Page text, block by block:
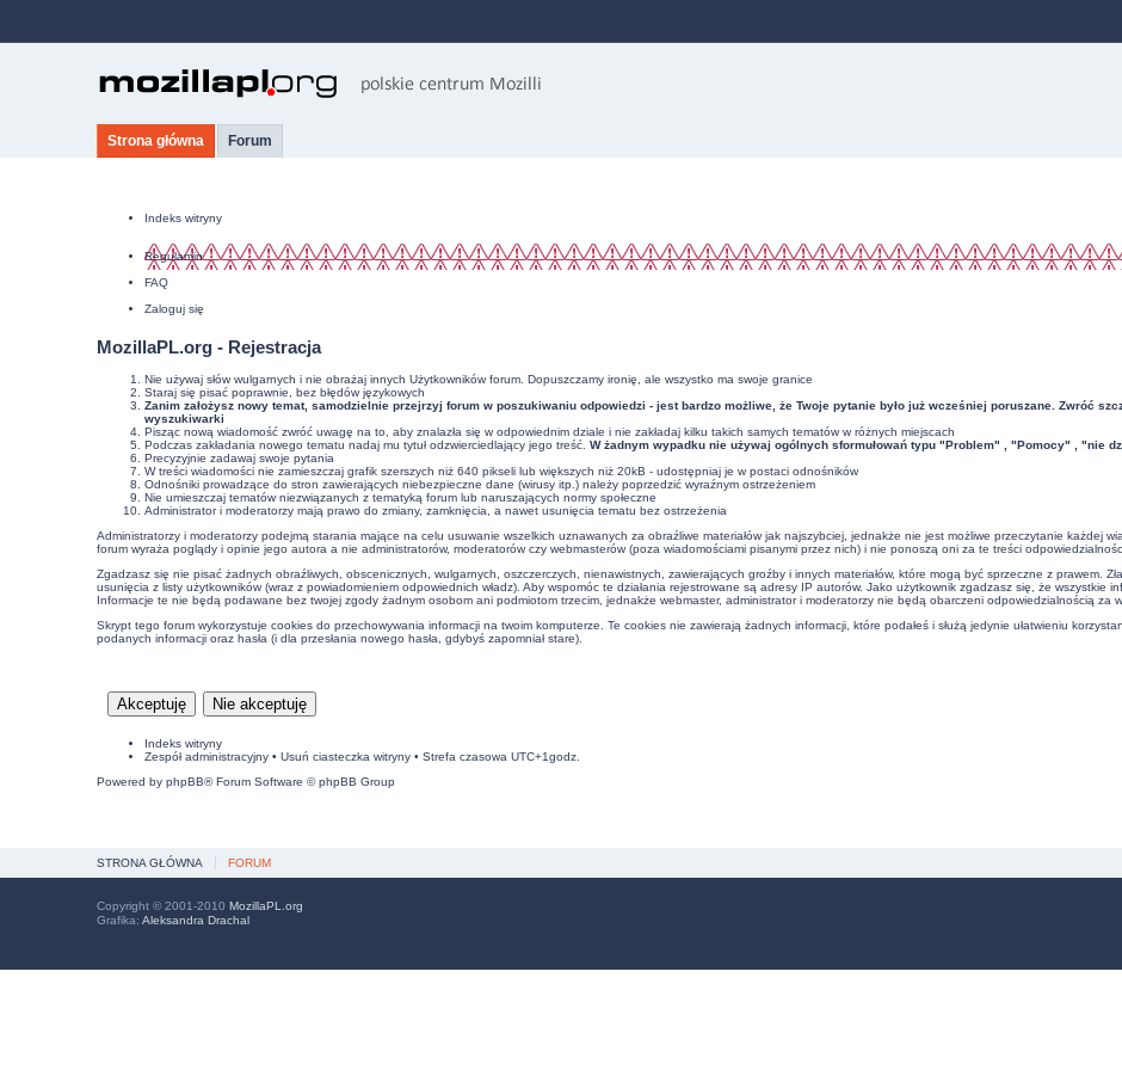
Strona główna Forum
Indeks witryny
Regulamin
FAQ
Zaloguj się
MozillaPL.org - Rejestracja
Nie używaj słów wulgarnych i nie obrażaj innych Użytkowników forum. Dopuszczamy ironię, ale wszystko ma swoje granice
Staraj się pisać poprawnie, bez błędów językowych
Zanim założysz nowy temat, samodzielnie przejrzyj forum w poszukiwaniu odpowiedzi - jest bardzo możliwe, że Twoje pytanie było już wcześniej poruszane. Zwróć
wyszukiwarki
Pisząc nową wiadomość zwróć uwagę na to, aby znalazła się w odpowiednim dziale i nie zakładaj kilku takich samych tematów w różnych miejscach
Podczas zakładania nowego tematu nadaj mu tytuł odzwierciedlający jego treść. W żadnym wypadku nie używaj ogólnych sformułowań typu "Problem" , "Pomocy" , "nie
Precyzyjnie zadawaj swoje pytania
W treści wiadomości nie zamieszczaj grafik szerszych niż 640 pikseli lub większych niż 20kB - udostępniaj je w postaci odnośników
Odnośniki prowadzące do stron zawierających niebezpieczne dane (wirusy itp.) należy poprzedzić wyraźnym ostrzeżeniem
Nie umieszczaj tematów niezwiązanych z tematyką forum lub naruszających normy społeczne
Administrator i moderatorzy mają prawo do zmiany, zamknięcia, a nawet usunięcia tematu bez ostrzeżenia
Administratorzy i moderatorzy podejmą starania mające na celu usuwanie wszelkich uznawanych za obraźliwe materiałów jak najszybciej, jednakże nie jest możliwe przeczytanie każdej
forum wyraża poglądy i opinie jego autora a nie administratorów, moderatorów czy webmasterów (poza wiadomościami pisanymi przez nich) i nie ponoszą oni za te treści
Zgadzasz się nie pisać żadnych obraźliwych, obscenicznych, wulgarnych, oszczerczych, nienawistnych, zawierających groźby i innych materiałów, które mogą być sprzeczne z prawem.
usunięcia z listy użytkowników (wraz z powiadomieniem odpowiednich władz). Aby wspomóc te działania rejestrowane są adresy IP autorów. Jako użytkownik zgadzasz się, że wszystkie
Informacje te nie będą podawane bez twojej zgody żadnym osobom ani podmiotom trzecim, jednakże webmaster, administrator i moderatorzy nie będą obarczeni odpowiedzialnością za
Skrypt tego forum wykorzystuje cookies do przechowywania informacji na twoim komputerze. Te cookies nie zawierają żadnych informacji, które podałeś i służą jedynie ułatwieniu
podanych informacji oraz hasła (i dla przesłania nowego hasła, gdybyś zapomniał stare).
Indeks witryny
Zespół administracyjny• Usuń ciasteczka witryny• Strefa czasowa UTC+1godz.
Powered by phpBB® Forum Software © phpBB Group
STRONA GŁÓWNA FORUM
Copyright © 2001-2010 MozillaPL.org
Grafika: Aleksandra Drachal